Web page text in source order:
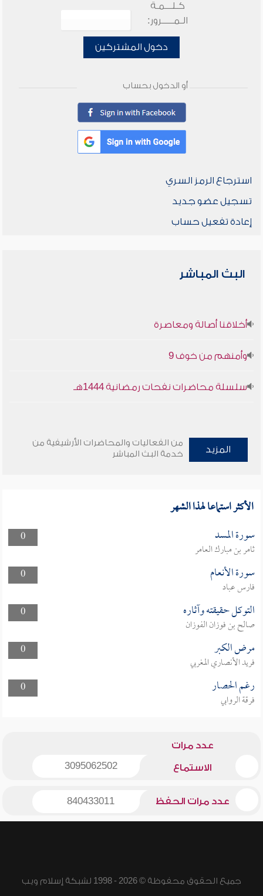
كـلـــمـة
الـمـــــرور:
دخول المشتركين
أو الدخول بحساب
استرجاع الرمز السري
تسجيل عضو جديد
إعادة تفعيل حساب
البث المباشر
أخلاقنا أصالة ومعاصرة
وأمنهم من خوف 9
سلسلة محاضرات نفحات رمضانية 1444هـ
المزيد
من الفعاليات والمحاضرات الأرشيفية من
خدمة البث المباشر
الأكثر استماعا لهذا الشهر
0 سورة المسد
ثامر بن مبارك العامر
0
سورة الأنعام
فارس عباد
0
التوكل حقيقته وآثاره
صالح بن فوزان الفوزان
0
مرض الكبر
فريد الأنصاري المغربي
0
رغم الحصار
فرقة الروابي
عدد مرات
الاستماع 3095062502
عدد مرات الحفظ 840433011
جميع الحقوق محفوظة © 2026 - 1998 لشبكة إسلام ويب